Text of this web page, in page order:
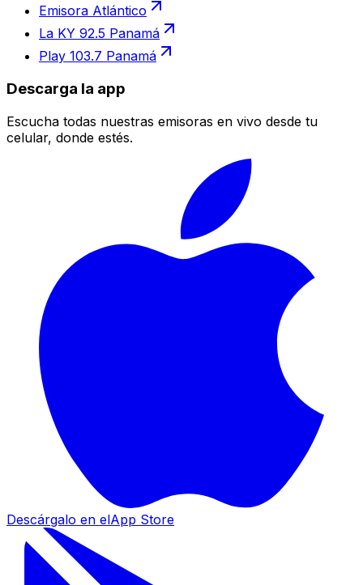
Emisora Atlántico
La KY 92.5 Panamá
Play 103.7 Panamá
Descarga la app
Escucha todas nuestras emisoras en vivo desde tu
celular, donde estés.
Descárgalo en elApp Store